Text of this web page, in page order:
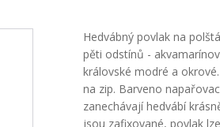
Hedvábný povlak na
pěti odstínů -
královské modré a
na zip. Barveno
zanechávají hedvábí
jsou zafixované, povlak